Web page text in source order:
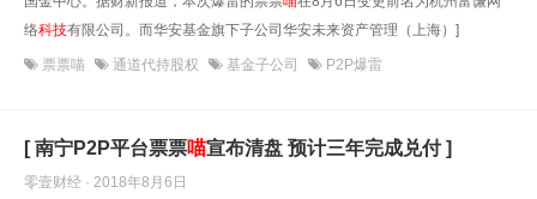
络科技有限公司。而华安基金旗下子公司华安未来资产管理（上海）]
票票喵 通道代持股权 基金子公司 P2P爆雷
[ 南宁P2P平台票票喵宣布清盘 预计三年完成兑付 ]
零壹财经 · 2018年8月6日